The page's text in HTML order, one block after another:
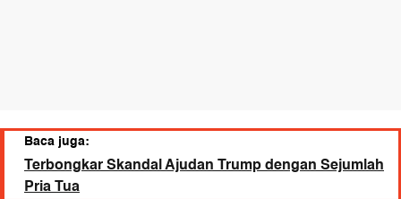
Baca juga:
Terbongkar Skandal Ajudan Trump dengan Sejumlah
Pria Tua